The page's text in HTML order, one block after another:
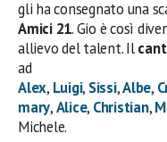
gli ha consegnato una
Amici 21. Gio è così
allievo del talent. Il
ad
Alex, Luigi, Sissi,Albe,
mary,Alice, Christian,
Michele.